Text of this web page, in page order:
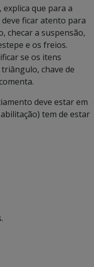
que para a
ficar atento para
checar a suspensão,
e os freios.
se os itens
chave de
deve estar em
tem de estar